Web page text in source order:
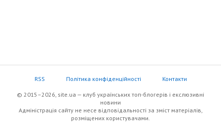
RSS Політика конфіденційності Контакти
© 2015–2026, site.ua — клуб українських топ-блогерів i екслюзивнi
новини
Адміністрація сайту не несе відповідальності за зміст матеріалів,
розміщених користувачами.